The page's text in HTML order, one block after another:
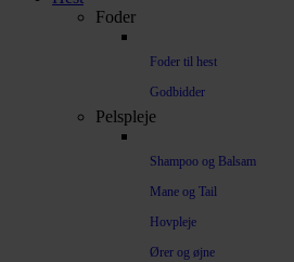
Foder
Foder til hest
Godbidder
Pelspleje
Shampoo og Balsam
Mane og Tail
Hovpleje
Ører og øjne